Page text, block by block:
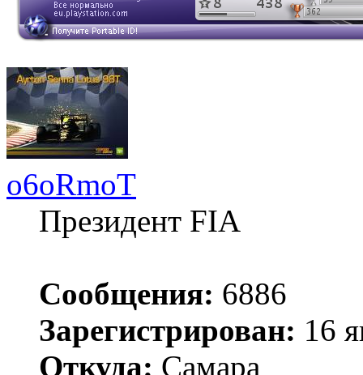
o6oRmoT
Президент FIA
Сообщения: 6886
Зарегистрирован: 16
Откуда: Самара